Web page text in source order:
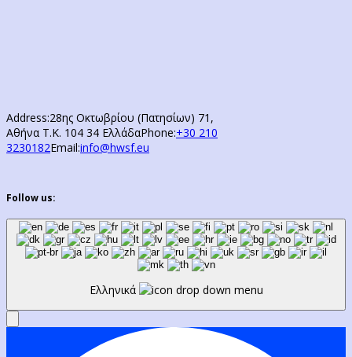
Address:28ης Οκτωβρίου (Πατησίων) 71,
Αθήνα Τ.Κ. 104 34 ΕλλάδαPhone:+30 210
3230182Email:info@hwsf.eu
Follow us:
Ελληνικά